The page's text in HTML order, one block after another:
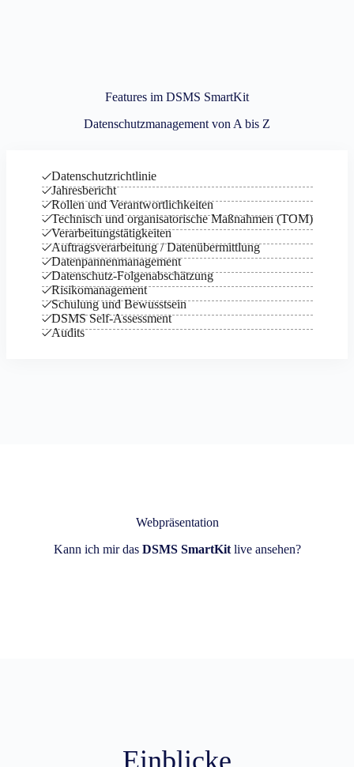
Features im DSMS SmartKit
Datenschutzmanagement von A bis Z
Datenschutzrichtlinie
Jahresbericht
Rollen und Verantwortlichkeiten
Technisch und organisatorische Maßnahmen (TOM)
Verarbeitungstätigkeiten
Auftragsverarbeitung / Datenübermittlung
Datenpannenmanagement
Datenschutz-Folgenabschätzung
Risikomanagement
Schulung und Bewusstsein
DSMS Self-Assessment
Audits
Webpräsentation
Kann ich mir das DSMS SmartKitlive ansehen?